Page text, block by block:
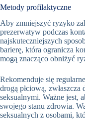
Metody profilaktyczne
Aby zmniejszyć ryzyko
prezerwatyw podczas
najskuteczniejszych
barierę, która ogranicza
mogą znacząco obniżyć
Rekomenduje się
drogą płciową,
seksualnymi. Ważne jest,
swojego stanu zdrowia.
seksualnych z osobami,